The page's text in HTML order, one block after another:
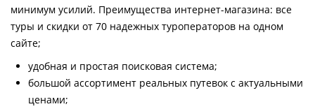
минимум усилий. Преимущества интернет-магазина: все
туры и скидки от 70 надежных туроператоров на одном
сайте;
удобная и простая поисковая система;
большой ассортимент реальных путевок с актуальными
ценами;